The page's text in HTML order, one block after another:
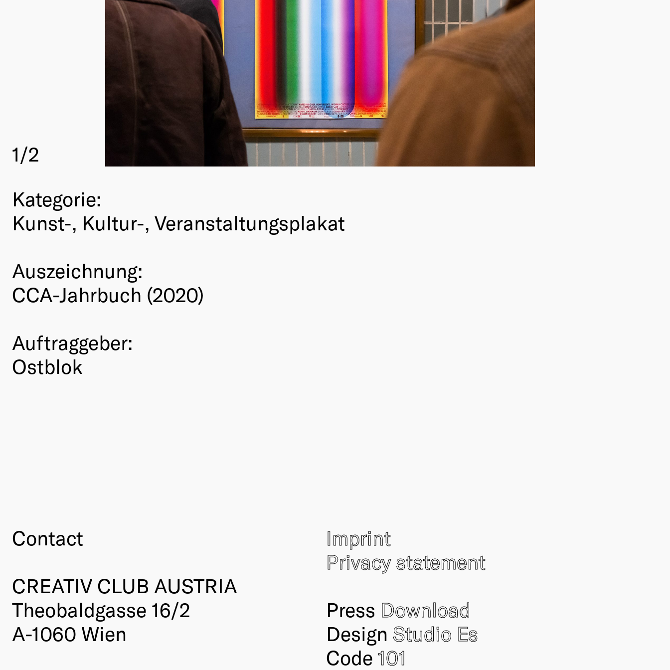
1/2
Kategorie:
Kunst-, Kultur-, Veranstaltungsplakat
Auszeichnung:
CCA-Jahrbuch (2020)
Auftraggeber:
Ostblok
Contact
CREATIV CLUB AUSTRIA
Theobaldgasse 16/2
A-1060 Wien
Imprint
Privacy statement
Press Download
Design Studio Es
Code 101